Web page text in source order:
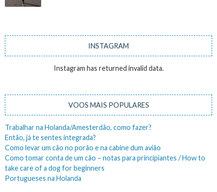
INSTAGRAM
Instagram has returned invalid data.
VOOS MAIS POPULARES
Trabalhar na Holanda/Amesterdão, como fazer?
Então, já te sentes integrada?
Como levar um cão no porão e na cabine dum avião
Como tomar conta de um cão – notas para principiantes / How to
take care of a dog for beginners
Portugueses na Holanda